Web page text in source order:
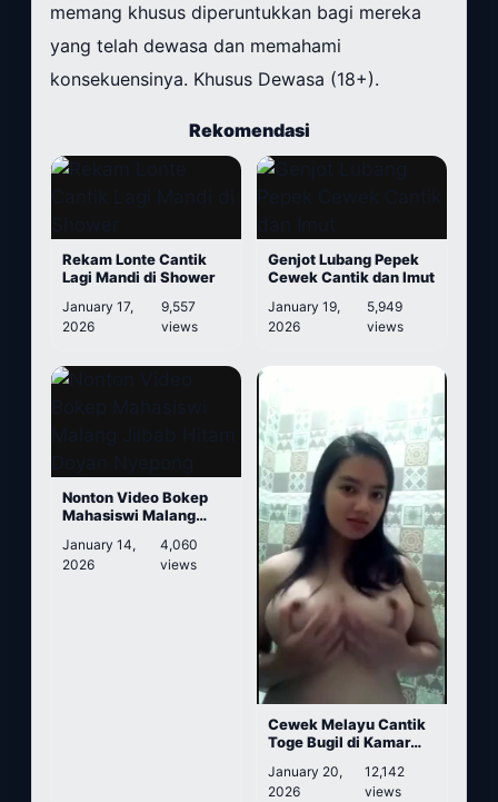
memang khusus diperuntukkan bagi mereka
yang telah dewasa dan memahami
konsekuensinya. Khusus Dewasa (18+).
Rekomendasi
Rekam Lonte Cantik
Lagi Mandi di Shower
January 17,
2026
9,557
views
Genjot Lubang Pepek
Cewek Cantik dan Imut
January 19,
2026
5,949
views
Nonton Video Bokep
Mahasiswi Malang
Nyepong
January 14,
2026
4,060
views
Cewek Melayu Cantik
Toge Bugil di Kamar
January 20,
2026
12,142
views